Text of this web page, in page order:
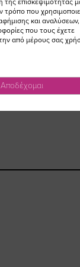
της επισκεψιμότητάς
που
και αναλύσεων,
που τους έχετε
από μέρους σας
Αποδέχομαι